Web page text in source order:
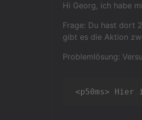
Hi Georg, ich habe
Frage: Du hast dort
gibt es die Aktion
Problemlösung:
<p50ms>